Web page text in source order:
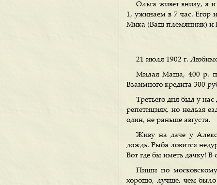
Ольга живет внизу, я
1, ужинаем в 7 час. Егор
Мика (Ваш племянник) и
21 июля 1902 г.
Милая Маша, 400 р.
Взаимного кредита 300
Третьего дня был у нас
репетициях, но нельзя
один, не раньше августа.
Живу на даче у
дождь. Рыба ловится
Вот где бы иметь дачку! В
Пиши по
хорошо, лучше, чем